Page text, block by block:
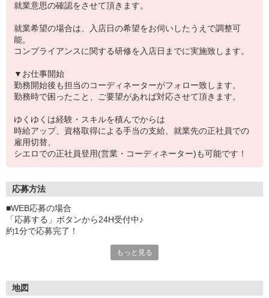
就業意思の確認をさせて頂きます。
就業希望の場合は、入店日の希望をお伺いしたうえで調整可
能。
コンプライアンスに関する研修を入店日までに実施致します。
▼お仕事開始
勤務開始後も担当のコーディネーターがフォロー致します。
勤務時で困ったこと、ご要望があれば対応させて頂きます。
ゆくゆくは経験・スキルを積んでからは
時給アップ、資格取得による手当の支給、就業先の正社員での
雇用切替、
シエロでの正社員登用(営業・コーディネーター)も可能です！
応募方法
■WEB応募の場合
「応募する」ボタンから24H受付中♪
約1分で応募完了！
もっと見る
地図